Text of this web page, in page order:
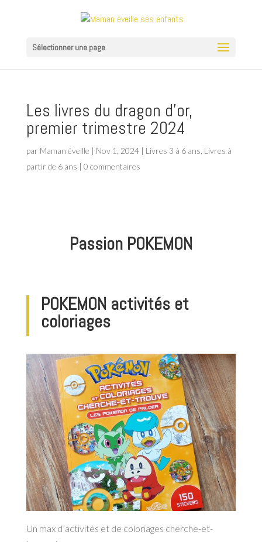
Sélectionner une page
Les livres du dragon d’or,
premier trimestre 2024
par Maman éveille | Nov 1, 2024| Livres 3 à 6 ans Livres à
partir de 6 ans | 0 commentaires
Passion POKEMON
POKEMON activités et
coloriages
Un max d’activités et de coloriages cherche-et-